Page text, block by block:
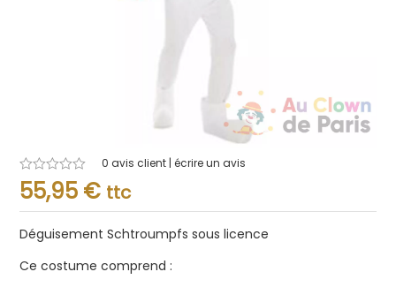
Note
0.001
0 avis client | écrire un avis
55,95 € ttc
Déguisement Schtroumpfs sous licence
Ce costume comprend :